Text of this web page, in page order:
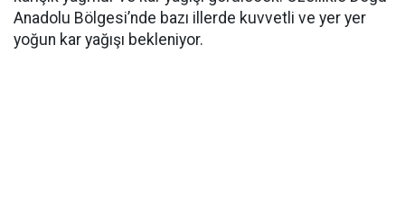
Anadolu Bölgesi’nde bazı illerde kuvvetli ve yer yer
yoğun kar yağışı bekleniyor.